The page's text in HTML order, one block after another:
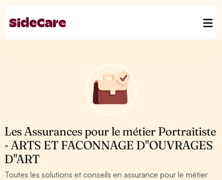
Les Assurances pour le métier Portraitiste
- ARTS ET FACONNAGE D''OUVRAGES
D''ART
Toutes les solutions et conseils en assurance pour le métier